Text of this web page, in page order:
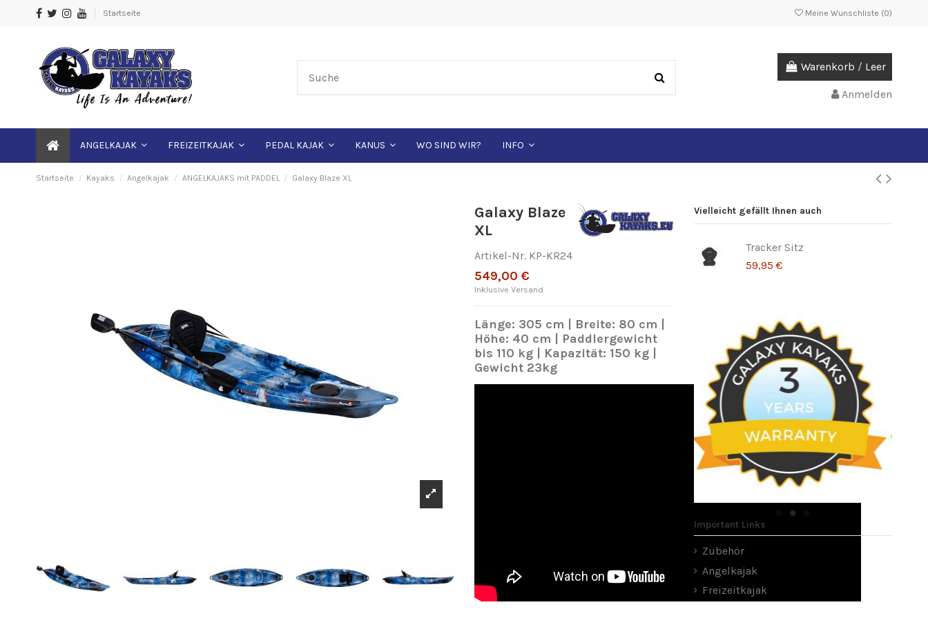
Startseite Meine Wunschliste (0)
Warenkorb / Leer
Anmelden
ANGELKAJAK FREIZEITKAJAK PEDAL KAJAK KANUS WO SIND WIR? INFO
Startseite Kayaks Angelkajak ANGELKAJAKS mit PADDEL Galaxy Blaze XL
Galaxy Blaze
XL
Artikel-Nr. KP-KR24
549,00 €
Inklusive Versand
Länge: 305 cm | Breite: 80 cm |
Höhe: 40 cm | Paddlergewicht
bis 110 kg | Kapazität: 150 kg |
Gewicht 23kg
Vielleicht gefällt Ihnen auch
Tracker Sitz
59,95 €
Important Links
Zubehör
Angelkajak
Freizeitkajak